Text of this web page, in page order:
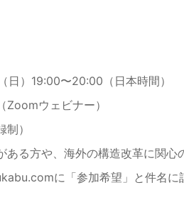
日）19:00〜20:00（日本時間）
Zoomウェビナー）
）
ある方や、海外の構造改革に関心
に「参加希望」と件名に